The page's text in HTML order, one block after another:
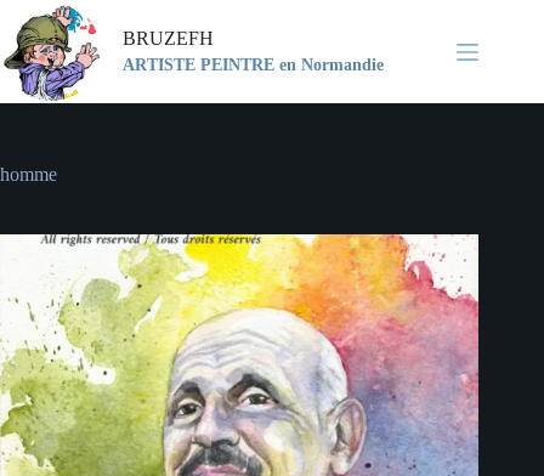
Passer
contenu
BRUZEFH
ARTISTE PEINTRE en Normandie
homme